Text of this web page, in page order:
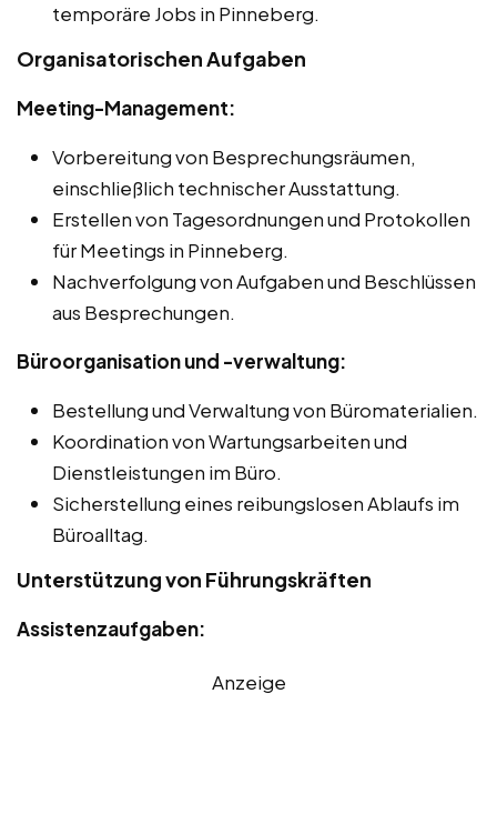
temporäre Jobs in Pinneberg.
Organisatorischen Aufgaben
Meeting-Management:
Vorbereitung von Besprechungsräumen,
einschließlich technischer Ausstattung.
Erstellen von Tagesordnungen und Protokollen
für Meetings in Pinneberg.
Nachverfolgung von Aufgaben und Beschlüssen
aus Besprechungen.
Büroorganisation und -verwaltung:
Bestellung und Verwaltung von Büromaterialien.
Koordination von Wartungsarbeiten und
Dienstleistungen im Büro.
Sicherstellung eines reibungslosen Ablaufs im
Büroalltag.
Unterstützung von Führungskräften
Assistenzaufgaben:
Anzeige